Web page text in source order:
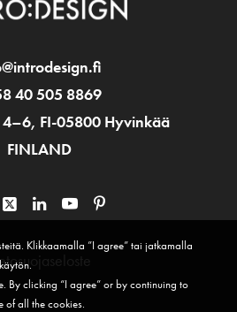
40 505 8869
FI-05800 Hyvinkää
FINLAND
Klikkaamalla ”I agree” tai jatkamalla
By clicking “I agree” or by continuing to
of all the cookies.